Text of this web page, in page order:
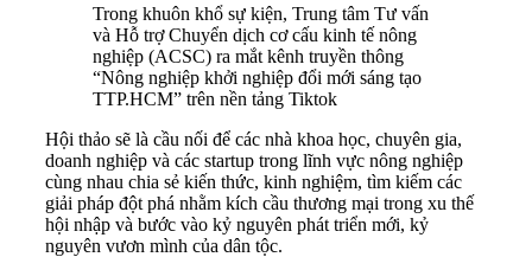
Trong khuôn khổ sự kiện, Trung tâm Tư vấn
và Hỗ trợ Chuyển dịch cơ cấu kinh tế nông
nghiệp (ACSC) ra mắt kênh truyền thông
“Nông nghiệp khởi nghiệp đổi mới sáng tạo
TTP.HCM” trên nền tảng Tiktok
Hội thảo sẽ là cầu nối để các nhà khoa học, chuyên gia,
doanh nghiệp và các startup trong lĩnh vực nông nghiệp
cùng nhau chia sẻ kiến thức, kinh nghiệm, tìm kiếm các
giải pháp đột phá nhằm kích cầu thương mại trong xu thế
hội nhập và bước vào kỷ nguyên phát triển mới, kỷ
nguyên vươn mình của dân tộc.